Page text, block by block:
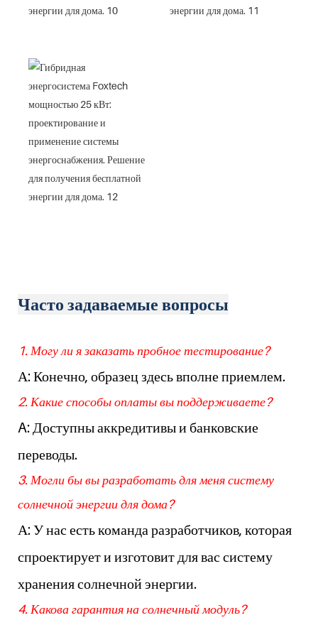
Часто задаваемые вопросы
1. Могу ли я заказать пробное тестирование?
А: Конечно, образец здесь вполне приемлем.
2. Какие способы оплаты вы поддерживаете?
A: Доступны аккредитивы и банковские
переводы.
3. Могли бы вы разработать для меня систему
солнечной энергии для дома?
А: У нас есть команда разработчиков, которая
спроектирует и изготовит для вас систему
хранения солнечной энергии.
4. Какова гарантия на солнечный модуль?